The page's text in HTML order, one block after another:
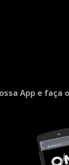
App e faça